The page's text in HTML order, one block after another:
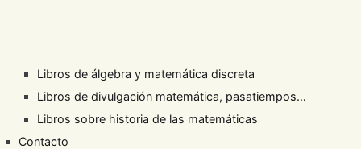
Libros de álgebra y matemática discreta
Libros de divulgación matemática, pasatiempos…
Libros sobre historia de las matemáticas
Contacto